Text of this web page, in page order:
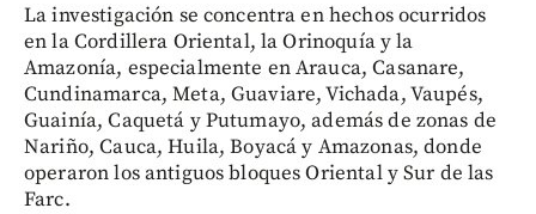
La investigación se concentra en hechos ocurridos
en la Cordillera Oriental, la Orinoquía y la
Amazonía, especialmente en Arauca, Casanare,
Cundinamarca, Meta, Guaviare, Vichada, Vaupés,
Guainía, Caquetá y Putumayo, además de zonas de
Nariño, Cauca, Huila, Boyacá y Amazonas, donde
operaron los antiguos bloques Oriental y Sur de las
Farc.